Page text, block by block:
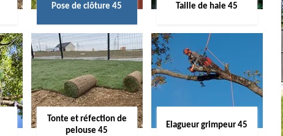
Pose de clôture 45 Taille de haie 45
Tonte et réfection de
pelouse 45
Elagueur grimpeur 45